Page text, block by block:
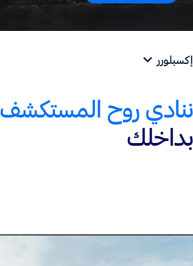
إكسبلورر
ننادي روح المستكشف
بداخلك